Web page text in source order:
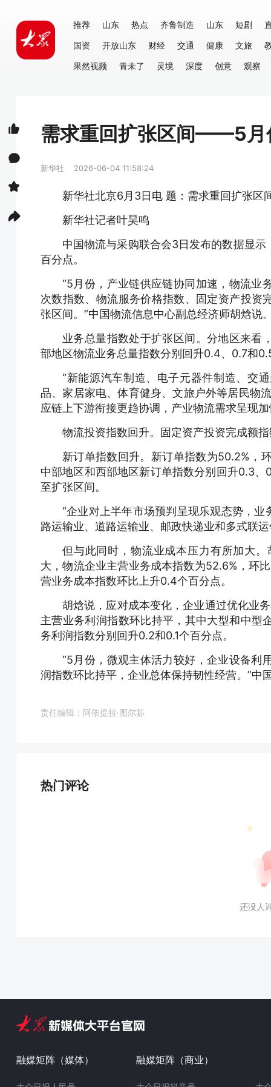
推荐 山东 热点 齐鲁制造 山东 短剧
国资
开放山东 财经 交通 健康 文旅
果然视频
青未了 灵境 深度 创意 观察
需求重回扩张区间——5月
新华社 2026-06-04 11:58:24
新华社北京6月3日电 题：需求重回扩张
新华社记者叶昊鸣
中国物流与采购联合会3日发布的数据显
百分点。
“5月份，产业链供应链协同加速，物流业
次数指数、物流服务价格指数、固定资产投资
张区间。”中国物流信息中心副总经济师胡焓说
业务总量指数处于扩张区间。分地区来看
部地区物流业务总量指数分别回升0.4、0.7和
“新能源汽车制造、电子元器件制造、交
品、家居家电、体育健身、文旅户外等居民物
应链上下游衔接更趋协调，产业物流需求呈现
物流投资指数回升。固定资产投资完成额
新订单指数回升。新订单指数为50.2%，
中部地区和西部地区新订单指数分别回升0.3
至扩张区间。
“企业对上半年市场预判呈现乐观态势，
路运输业、道路运输业、邮政快递业和多式联
但与此同时，物流业成本压力有所加大
大，物流企业主营业务成本指数为52.6%，环
营业务成本指数环比上升0.4个百分点。
胡焓说，应对成本变化，企业通过优化业
主营业务利润指数环比持平，其中大型和中型
务利润指数分别回升0.2和0.1个百分点。
“5月份，微观主体活力较好，企业设备利
润指数环比持平，企业总体保持韧性经营。”中
责任编辑：阿依提拉·图尔荪
热门评论
还没人
融媒矩阵（媒体） 融媒矩阵（商业）